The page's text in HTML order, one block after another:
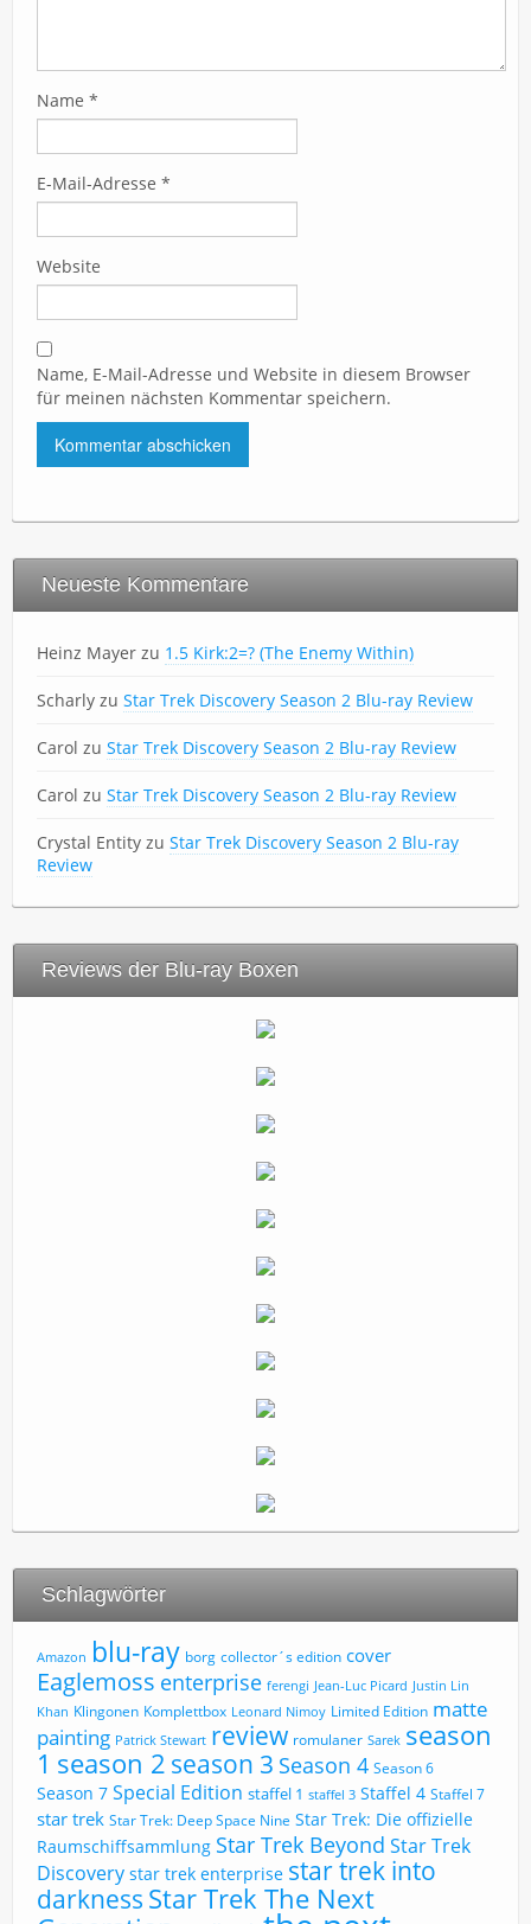
Name *
E-Mail-Adresse *
Website
Name, E-Mail-Adresse und Website in diesem Browser
für meinen nächsten Kommentar speichern.
Neueste Kommentare
Heinz Mayer zu 1.5 Kirk:2=? (The Enemy Within)
Scharly zu Star Trek Discovery Season 2 Blu-ray Review
Carol zu Star Trek Discovery Season 2 Blu-ray Review
Carol zu Star Trek Discovery Season 2 Blu-ray Review
Crystal Entity zu Star Trek Discovery Season 2 Blu-ray
Review
Reviews der Blu-ray Boxen
Schlagwörter
Amazon blu-ray borg collector´s edition cover
Eaglemoss enterprise ferengi Jean-Luc Picard Justin Lin
Khan Klingonen Komplettbox Leonard Nimoy Limited Edition matte
painting Patrick Stewart review romulaner Sarek season
1 season 2 season 3 Season 4 Season 6
Season 7 Special Edition staffel 1 staffel 3 Staffel 4 Staffel 7
star trek Star Trek: Deep Space Nine Star Trek: Die offizielle
Raumschiffsammlung Star Trek Beyond Star Trek
Discovery star trek enterprise star trek into
darkness Star Trek The Next